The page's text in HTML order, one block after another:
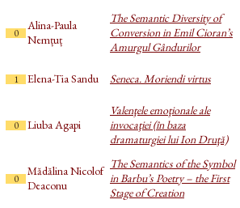
0
Alina-Paula
Nemțuț
The Semantic Diversity of
Conversion in Emil Cioran’s
Amurgul Gândurilor
1 Elena-Tia Sandu Seneca. Moriendi virtus
0 Liuba Agapi
Valenţele emoţionale ale
invocaţiei (în baza
dramaturgiei lui Ion Druţă)
0
Mădălina Nicolof
Deaconu
The Semantics of the Symbol
in Barbu’s Poetry – the First
Stage of Creation